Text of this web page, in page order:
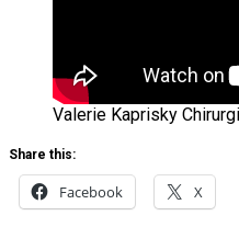
Valerie Kaprisky
Share this:
Facebook X